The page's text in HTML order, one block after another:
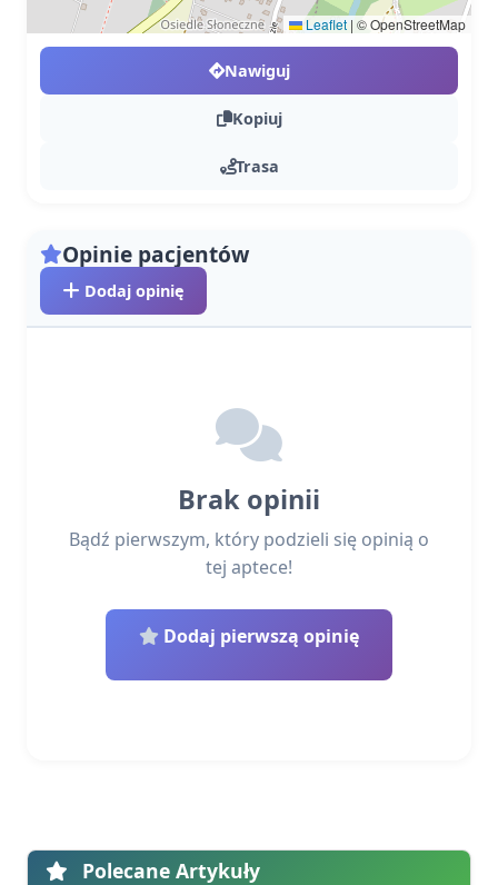
Leaflet | © OpenStreetMap
Nawiguj
Kopiuj
Trasa
Opinie pacjentów
Dodaj opinię
Brak opinii
Bądź pierwszym, który podzieli się opinią o
tej aptece!
Dodaj pierwszą opinię
Polecane Artykuły